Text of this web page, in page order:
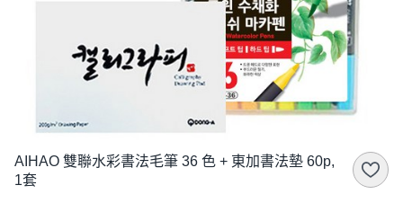
AIHAO 雙聯水彩書法毛筆 36 色 + 東加書法墊 60p,
1套